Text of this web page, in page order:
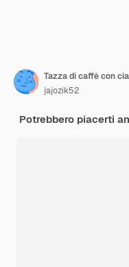
Tazza di caffè con
jajozik52
Potrebbero piacerti